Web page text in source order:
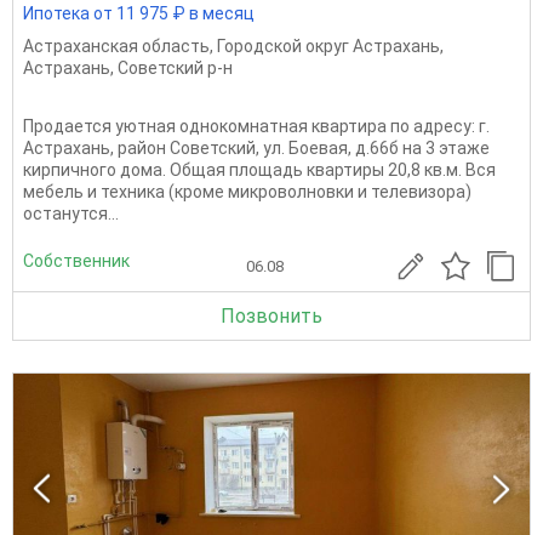
Ипотека от 11 975 ₽ в месяц
Астраханская область, Городской округ Астрахань,
Астрахань, Советский р-н
Продается уютная однокомнатная квартира по адресу: г.
Астрахань, район Советский, ул. Боевая, д.66б на 3 этаже
кирпичного дома. Общая площадь квартиры 20,8 кв.м. Вся
мебель и техника (кроме микроволновки и телевизора)
останутся...
Собственник 06.08
Позвонить